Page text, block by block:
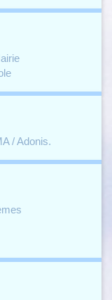
/ Adonis.